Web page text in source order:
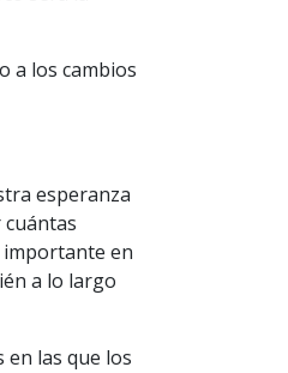
a los cambios
esperanza
cuántas
importante en
a lo largo
en las que los